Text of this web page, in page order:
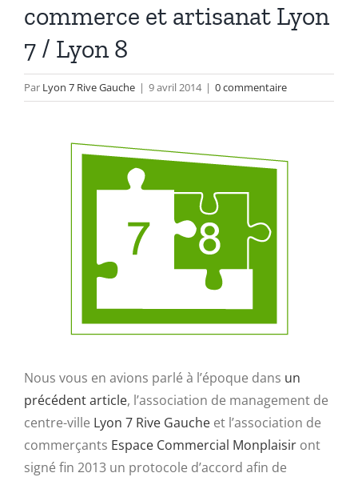
commerce et artisanat Lyon
7 / Lyon 8
Par Lyon 7 Rive Gauche | 9 avril 2014 | 0 commentaire
Nous vous en avions parlé à l’époque dans un
précédent article, l’association de management de
centre-ville Lyon 7 Rive Gauche et l’association de
commerçants Espace Commercial Monplaisir ont
signé fin 2013 un protocole d’accord afin de